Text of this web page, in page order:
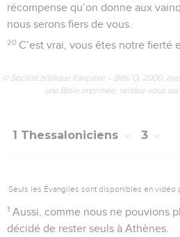
récompense qu’on donne aux
nous serons fiers de vous.
20 C’est vrai, vous êtes notre fierté
© Société biblique française – Bibli’O, 2000,
une Bible imprimée, rendez-vous
1 Thessaloniciens 3
Seuls les Évangiles sont disponibles en vidéo
1 Aussi, comme nous ne pouvions
décidé de rester seuls à Athènes.